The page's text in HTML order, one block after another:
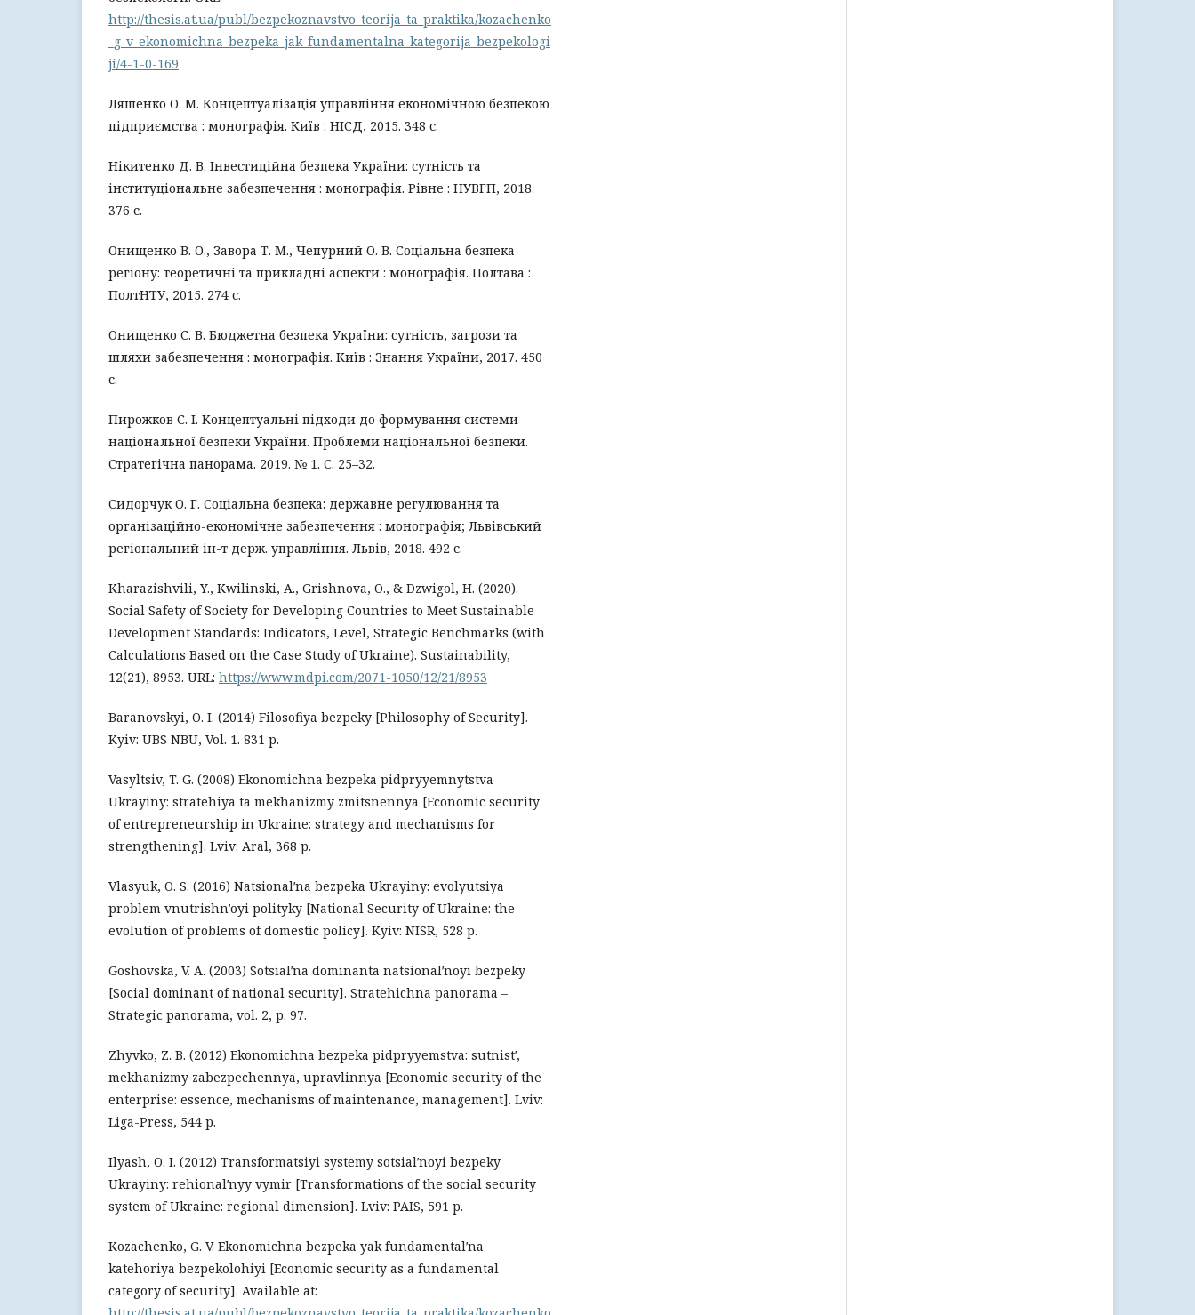
http://thesis.at.ua/publ/bezpekoznavstvo_teorija_ta_praktika/kozachenko
_g_v_ekonomichna_bezpeka_jak_fundamentalna_kategorija_bezpekologi
ji/4-1-0-169
Ляшенко О. М. Концептуалізація управління економічною безпекою
підприємства : монографія. Київ : НІСД, 2015. 348 с.
Нікитенко Д. В. Інвестиційна безпека України: сутність та
інституціональне забезпечення : монографія. Рівне : НУВГП, 2018.
376 с.
Онищенко В. О., Завора Т. М., Чепурний О. В. Соціальна безпека
регіону: теоретичні та прикладні аспекти : монографія. Полтава :
ПолтНТУ, 2015. 274 с.
Онищенко С. В. Бюджетна безпека України: сутність, загрози та
шляхи забезпечення : монографія. Київ : Знання України, 2017. 450
с.
Пирожков С. І. Концептуальні підходи до формування системи
національної безпеки України. Проблеми національної безпеки.
Стратегічна панорама. 2019. № 1. С. 25–32.
Сидорчук О. Г. Соціальна безпека: державне регулювання та
організаційно-економічне забезпечення : монографія; Львівський
регіональний ін-т держ. управління. Львів, 2018. 492 с.
Kharazishvili, Y., Kwilinski, A., Grishnova, O., & Dzwigol, H. (2020).
Social Safety of Society for Developing Countries to Meet Sustainable
Development Standards: Indicators, Level, Strategic Benchmarks (with
Calculations Based on the Case Study of Ukraine). Sustainability,
12(21), 8953. URL: https://www.mdpi.com/2071-1050/12/21/8953
Baranovskyi, O. I. (2014) Filosofiya bezpeky [Philosophy of Security].
Kyiv: UBS NBU, Vol. 1. 831 p.
Vasyltsiv, T. G. (2008) Ekonomichna bezpeka pidpryyemnytstva
Ukrayiny: stratehiya ta mekhanizmy zmitsnennya [Economic security
of entrepreneurship in Ukraine: strategy and mechanisms for
strengthening]. Lviv: Aral, 368 p.
Vlasyuk, O. S. (2016) Natsionalʹna bezpeka Ukrayiny: evolyutsiya
problem vnutrishnʹoyi polityky [National Security of Ukraine: the
evolution of problems of domestic policy]. Kyiv: NISR, 528 p.
Goshovska, V. A. (2003) Sotsialʹna dominanta natsionalʹnoyi bezpeky
[Social dominant of national security]. Stratehichna panorama –
Strategic panorama, vol. 2, p. 97.
Zhyvko, Z. B. (2012) Ekonomichna bezpeka pidpryyemstva: sutnistʹ,
mekhanizmy zabezpechennya, upravlinnya [Economic security of the
enterprise: essence, mechanisms of maintenance, management]. Lviv:
Liga-Press, 544 p.
Ilyash, O. I. (2012) Transformatsiyi systemy sotsialʹnoyi bezpeky
Ukrayiny: rehionalʹnyy vymir [Transformations of the social security
system of Ukraine: regional dimension]. Lviv: PAIS, 591 p.
Kozachenko, G. V. Ekonomichna bezpeka yak fundamentalʹna
katehoriya bezpekolohiyi [Economic security as a fundamental
category of security]. Available at: